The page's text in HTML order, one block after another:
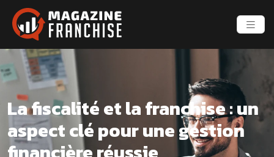
La fiscalité et la franchise : un
aspect clé pour une gestion